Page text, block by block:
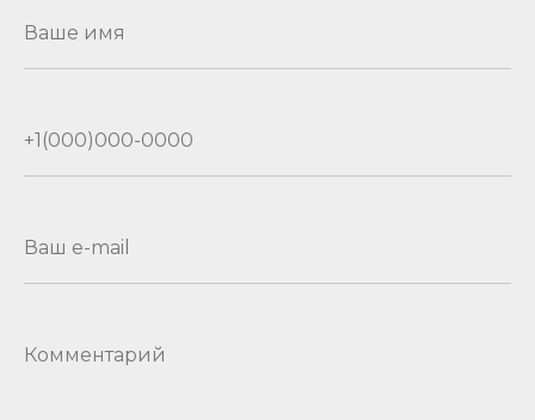
Ваше имя
+1(000)000-0000
Ваш e-mail
Комментарий